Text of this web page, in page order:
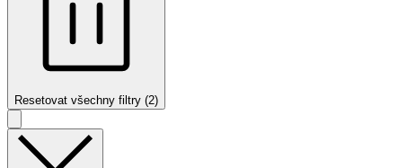
Resetovat všechny filtry (2)